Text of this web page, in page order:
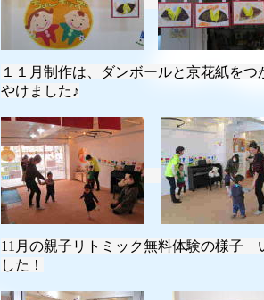
１１月制作は、ダンボールと京花紙を
やけました♪
11月の親子リトミック無料体験の様子
した！